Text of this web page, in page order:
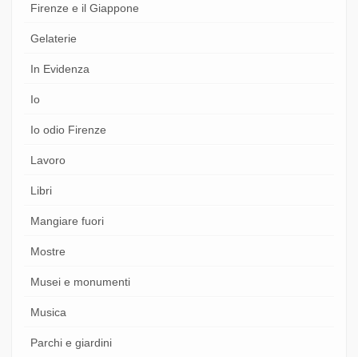
Firenze e il Giappone
Gelaterie
In Evidenza
Io
Io odio Firenze
Lavoro
Libri
Mangiare fuori
Mostre
Musei e monumenti
Musica
Parchi e giardini